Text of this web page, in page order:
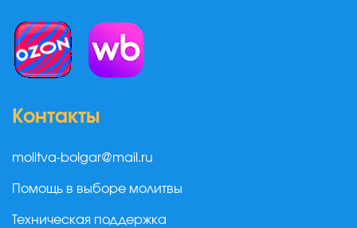
Контакты
molitva-bolgar@mail.ru
Помощь в выборе молитвы
Техническая поддержка